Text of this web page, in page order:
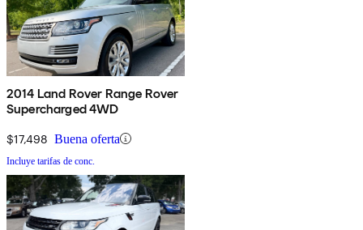
2014 Land Rover Range Rover
Supercharged 4WD
$17,498 Buena oferta
Incluye tarifas de conc.